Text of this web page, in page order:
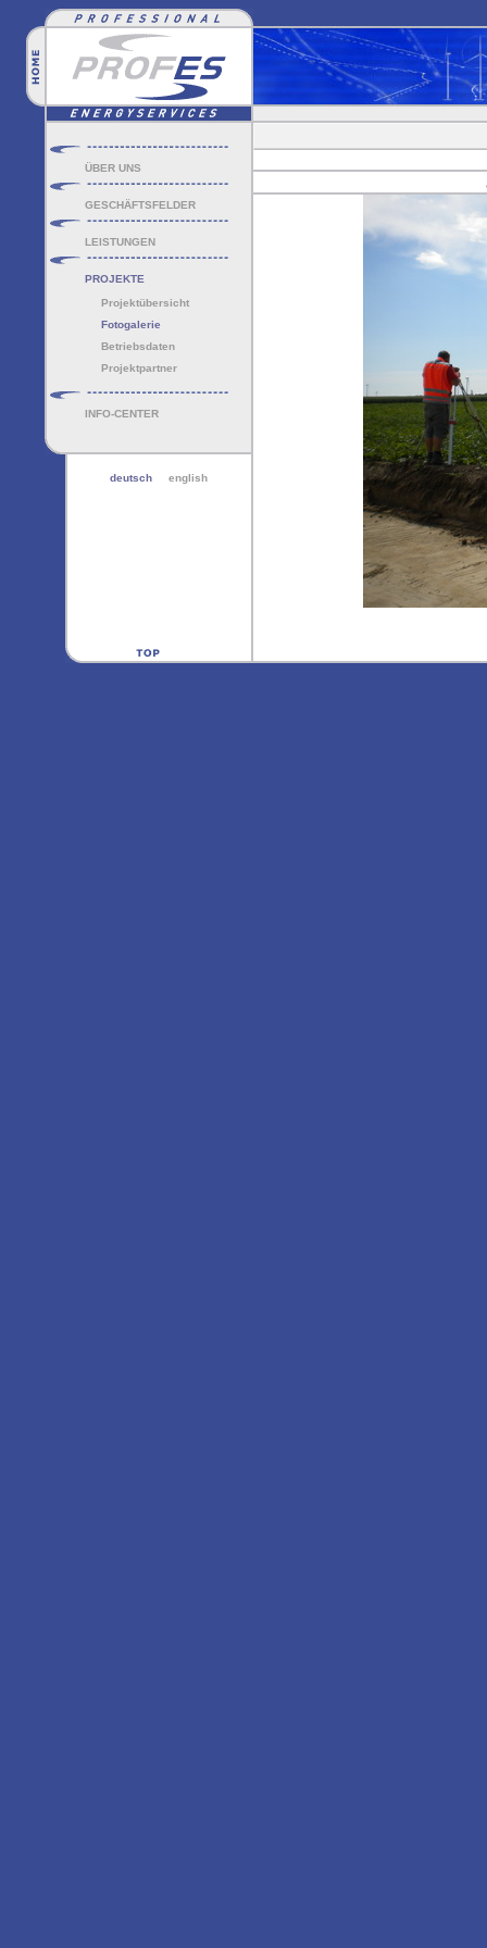
ÜBER UNS
GESCHÄFTSFELDER
LEISTUNGEN
PROJEKTE
Projektübersicht
Fotogalerie
Betriebsdaten
Projektpartner
INFO-CENTER
deutsch english